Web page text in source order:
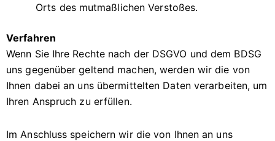
Orts des mutmaßlichen Verstoßes.
Verfahren
Wenn Sie Ihre Rechte nach der DSGVO und dem BDSG
uns gegenüber geltend machen, werden wir die von
Ihnen dabei an uns übermittelten Daten verarbeiten, um
Ihren Anspruch zu erfüllen.
Im Anschluss speichern wir die von Ihnen an uns